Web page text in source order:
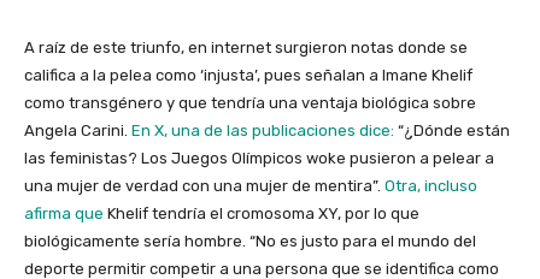
A raíz de este triunfo, en internet surgieron notas donde se
califica a la pelea como ‘injusta’, pues señalan a Imane Khelif
como transgénero y que tendría una ventaja biológica sobre
Angela Carini. En X, una de las publicaciones dice: “¿Dónde están
las feministas? Los Juegos Olímpicos woke pusieron a pelear a
una mujer de verdad con una mujer de mentira”. Otra, incluso
afirma que Khelif tendría el cromosoma XY, por lo que
biológicamente sería hombre. “No es justo para el mundo del
deporte permitir competir a una persona que se identifica como